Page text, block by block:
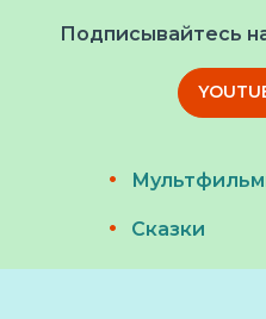
Подписывайтесь
Сказки